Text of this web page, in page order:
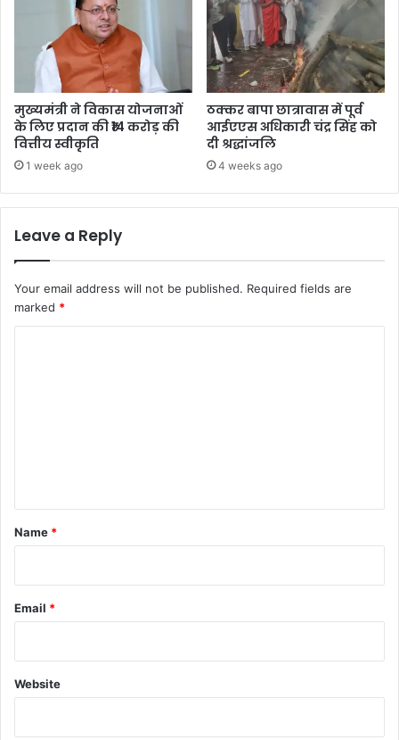
मुख्यमंत्री ने विकास योजनाओं
के लिए प्रदान की ₹14 करोड़ की
वित्तीय स्वीकृति
1 week ago
ठक्कर बापा छात्रावास में पूर्व
आईएएस अधिकारी चंद्र सिंह को
दी श्रद्धांजलि
4 weeks ago
Leave a Reply
Your email address will not be published. Required fields are
marked *
*
Name *
Email *
Website